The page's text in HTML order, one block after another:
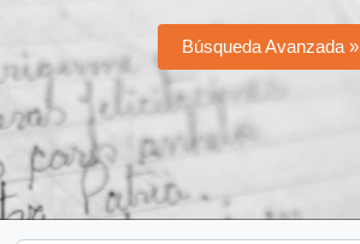
Búsqueda Avanzada »